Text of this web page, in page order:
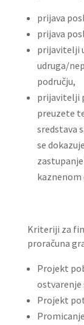
prijava
prijava
prijavitelji
udruga/
području,
prijavitelji
preuzete
sredstava
se
kaznenom
Kriteriji za
proračuna
Projekt
ostvarenje
Projekt